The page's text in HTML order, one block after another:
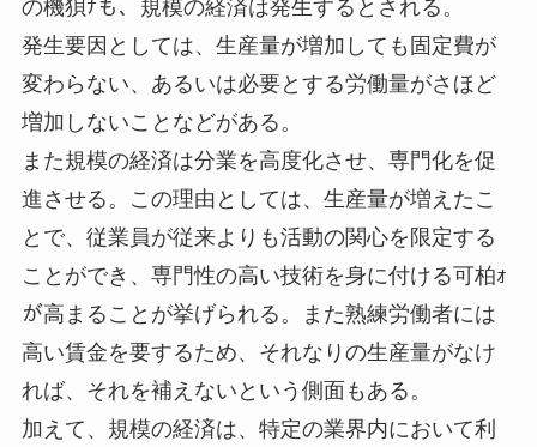
の機狽ﾅも、規模の経済は発生するとされる。
発生要因としては、生産量が増加しても固定費が
変わらない、あるいは必要とする労働量がさほど
増加しないことなどがある。
また規模の経済は分業を高度化させ、専門化を促
進させる。この理由としては、生産量が増えたこ
とで、従業員が従来よりも活動の関心を限定する
ことができ、専門性の高い技術を身に付ける可柏ｫ
が高まることが挙げられる。また熟練労働者には
高い賃金を要するため、それなりの生産量がなけ
れば、それを補えないという側面もある。
加えて、規模の経済は、特定の業界内において利